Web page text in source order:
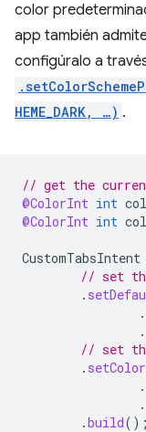
color
app también
configúralo a
HEME_DARK, …) .
// get the
@ColorInt int
@ColorInt int
CustomTabsIntent
// set
.
.
.
// set
.
.
.
.build();